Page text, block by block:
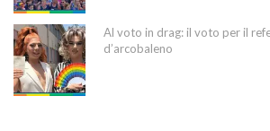
Al voto in drag: il voto per il
d’arcobaleno